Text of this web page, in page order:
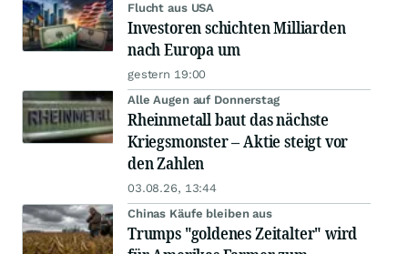
Flucht aus USA
Investoren schichten Milliarden
nach Europa um
gestern 19:00
Alle Augen auf Donnerstag
Rheinmetall baut das nächste
Kriegsmonster – Aktie steigt vor
den Zahlen
03.08.26, 13:44
Chinas Käufe bleiben aus
Trumps "goldenes Zeitalter" wird